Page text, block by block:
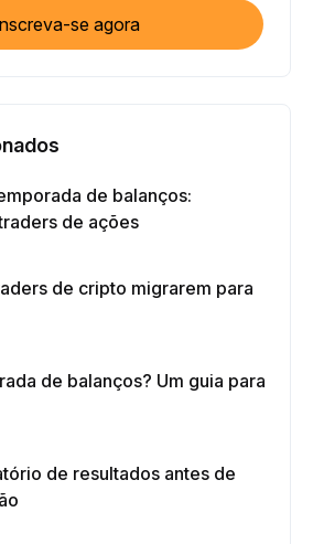
se agora
de balanços:
de ações
de cripto migrarem para
de balanços? Um guia para
de resultados antes de